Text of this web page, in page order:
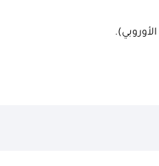
الأوروبي).